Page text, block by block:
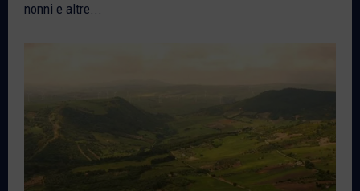
nonni e altre...